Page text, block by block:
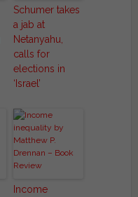
Schumer takes
a jab at
Netanyahu,
calls for
elections in
‘Israel’
Income